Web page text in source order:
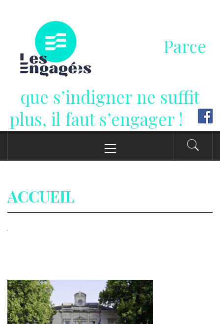
contenu
Parce
que s’indigner ne suffit
plus, il faut s’engager !
principal
ACCUEIL